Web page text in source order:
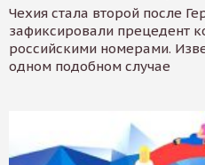
Чехия стала второй после
зафиксировали прецедент
российскими номерами.
одном подобном случае